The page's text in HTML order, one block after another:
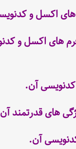
های اکسل و
های اکسل و
آن.
های قدرتمند
آن.